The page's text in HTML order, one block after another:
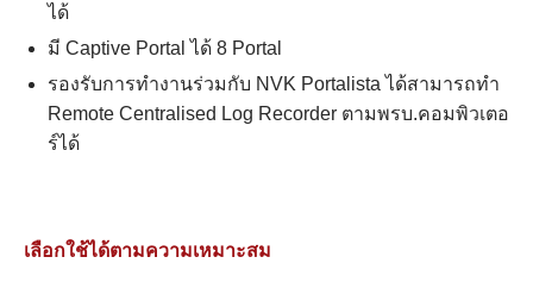
ได้
มี Captive Portal ได้ 8 Portal
รองรับการทำงานร่วมกับ NVK Portalista ได้สามารถทำ
Remote Centralised Log Recorder ตามพรบ.คอมพิวเตอ
ร์ได้
เลือกใช้ได้ตามความเหมาะสม